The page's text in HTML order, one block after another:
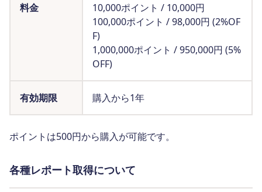
料金
10,000ポイント / 10,000円
100,000ポイント / 98,000円 (2%OF
F)
1,000,000ポイント / 950,000円 (5%
OFF)
有効期限 購入から1年​​
ポイントは500円から購入が可能です。
各種レポート取得について